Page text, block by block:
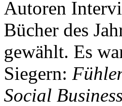
Autoren
Bücher des
gewählt. Es
Siegern:
Social Business